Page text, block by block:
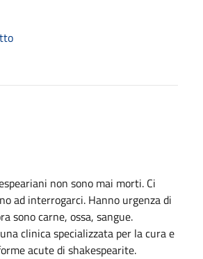
non sono mai morti. Ci
ad interrogarci. Hanno urgenza di
sono carne, ossa, sangue.
clinica specializzata per la cura e
acute di shakespearite.